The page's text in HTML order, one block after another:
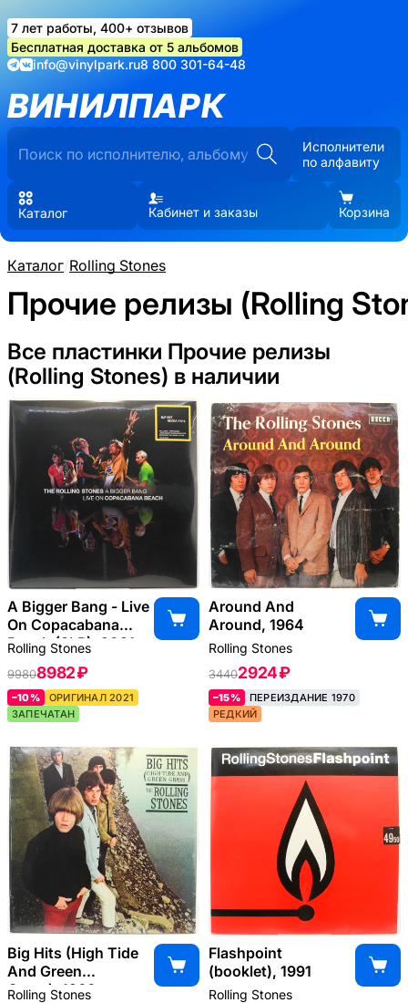
7 лет работы, 400+ отзывов
Бесплатная доставка от 5 альбомов
info@vinylpark.ru8 800 301-64-48
ВИНИЛПАРК
Исполнители
по алфавиту
Каталог Кабинет и заказы Корзина
Каталог/Rolling Stones
Прочие релизы (Rolling
Все пластинки Прочие релизы
(Rolling Stones) в наличии
A Bigger Bang - Live
On Copacabana
Beach (3LP), 2021
Rolling Stones
99808982 ₽
–10%
ОРИГИНАЛ 2021
ЗАПЕЧАТАН
Around And
Around, 1964
Rolling Stones
34402924 ₽
–15%
ПЕРЕИЗДАНИЕ 1970
РЕДКИЙ
Big Hits (High Tide
And Green
Grass), 1966
Rolling Stones
Flashpoint
(booklet), 1991
Rolling Stones